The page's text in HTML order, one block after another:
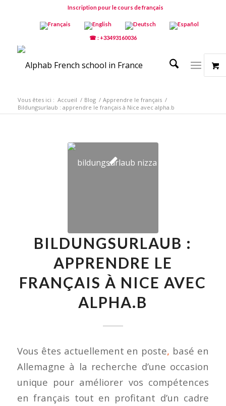
Inscription pour le cours de français
☎ : +33493160036
Vous êtes ici : Accueil / Blog / Apprendre le français /
Bildungsurlaub : apprendre le français à Nice avec alpha.b
BILDUNGSURLAUB :
APPRENDRE LE
FRANÇAIS À NICE AVEC
ALPHA.B
Vous êtes actuellement en poste, basé en
Allemagne à la recherche d’une occasion
unique pour améliorer vos compétences
en français tout en profitant d’un cadre